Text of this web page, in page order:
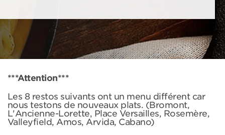
***Attention***
Les 8 restos suivants ont un menu différent car
nous testons de nouveaux plats. (Bromont,
L'Ancienne-Lorette, Place Versailles, Rosemère,
Valleyfield, Amos, Arvida, Cabano)